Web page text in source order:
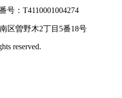
号：T4110001004274
区曽野木2丁目5番18号
reserved.